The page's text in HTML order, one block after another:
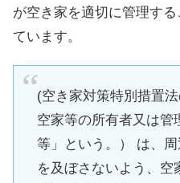
が空き家を適切に管理す
ています。
(空き家対策特別措置
空家等の所有者又は管
等」という。） は、
を及ぼさないよう、空